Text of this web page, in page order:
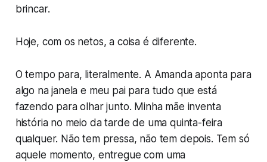
brincar.
Hoje, com os netos, a coisa é diferente.
O tempo para, literalmente. A Amanda aponta para
algo na janela e meu pai para tudo que está
fazendo para olhar junto. Minha mãe inventa
história no meio da tarde de uma quinta-feira
qualquer. Não tem pressa, não tem depois. Tem só
aquele momento, entregue com uma